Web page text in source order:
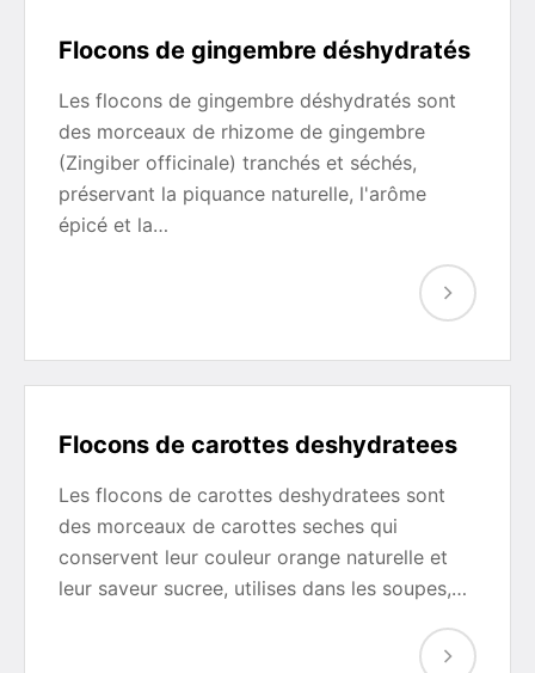
Flocons de gingembre déshydratés
Les flocons de gingembre déshydratés sont
des morceaux de rhizome de gingembre
(Zingiber officinale) tranchés et séchés,
préservant la piquance naturelle, l'arôme
épicé et la…
Flocons de carottes deshydratees
Les flocons de carottes deshydratees sont
des morceaux de carottes seches qui
conservent leur couleur orange naturelle et
leur saveur sucree, utilises dans les soupes,…